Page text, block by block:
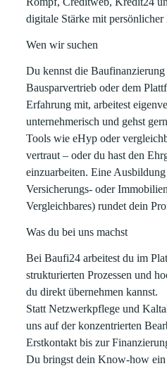
digitale Stärke mit persönlicher
Wen wir suchen
Du kennst die
Bausparvertrieb oder dem
Erfahrung mit, arbeitest
unternehmerisch und gehst
Tools wieeHyp oder
vertraut – oder du hast den
einzuarbeiten. Eine
Versicherungs- oder
Vergleichbares) rundet dein
Was du bei uns machst
Bei Baufi24 arbeitest du im
strukturierten Prozessen und
du direkt übernehmen kannst.
Statt Netzwerkpflege und
uns auf derkonzentrierten
Erstkontakt bis zur
Du bringst dein Know-how